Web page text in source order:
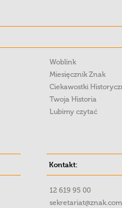
Woblink
Miesięcznik Znak
Ciekawostki
Twoja Historia
Lubimy czytać
Kontakt:
12 619 95 00